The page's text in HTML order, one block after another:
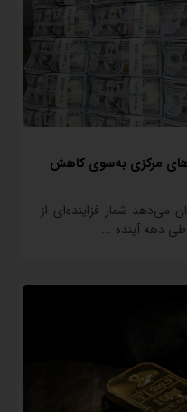
مرکزی به‌سوی کاهش
می‌دهد شمار فزاینده‌ای از
دهه آینده ...